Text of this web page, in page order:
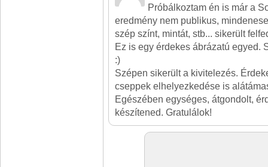
Próbálkoztam én is már a
eredmény nem publikus,
szép színt, mintát, stb... sikerült
Ez is egy érdekes ábrázatú egyed.
:)
Szépen sikerült a kivitelezés.
cseppek elhelyezkedése is
Egészében egységes, átgondolt,
készítened. Gratulálok!